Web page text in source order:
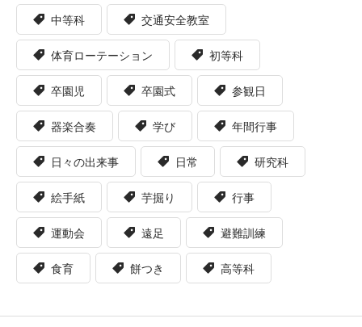
中等科 交通安全教室
体育ローテーション 初等科
卒園児 卒園式 参観日
器楽合奏 学び 年間行事
日々の出来事 日常 研究科
絵手紙 芋掘り 行事
運動会 遠足 避難訓練
食育 餅つき 高等科